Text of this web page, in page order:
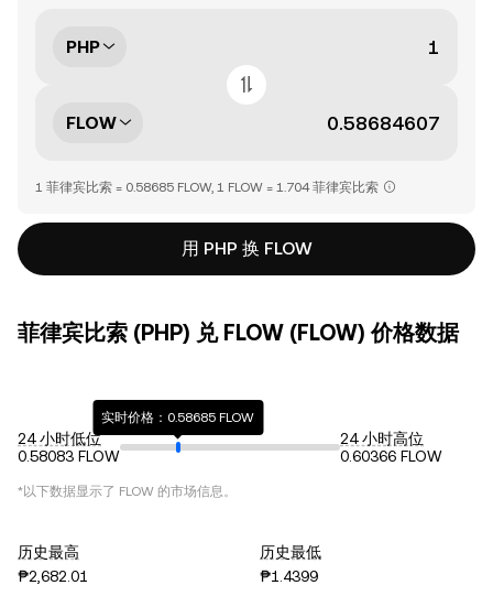
PHP
FLOW
1 菲律宾比索 = 0.58685 FLOW, 1 FLOW = 1.704 菲律宾比索
用 PHP 换 FLOW
菲律宾比索 (PHP) 兑 FLOW (FLOW) 价格数据
24 小时低位
0.58083 FLOW
实时价格：0.58685 FLOW
24 小时高位
0.60366 FLOW
*以下数据显示了 FLOW 的市场信息。
历史最高
₱2,682.01
历史最低
₱1.4399